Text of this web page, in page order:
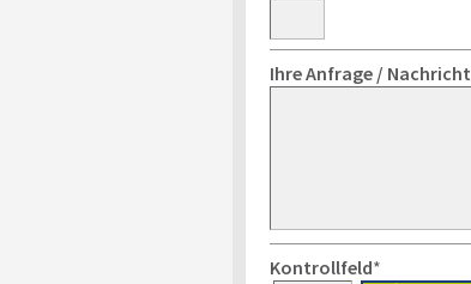
Ihre Anfrage / Nachricht
Kontrollfeld*